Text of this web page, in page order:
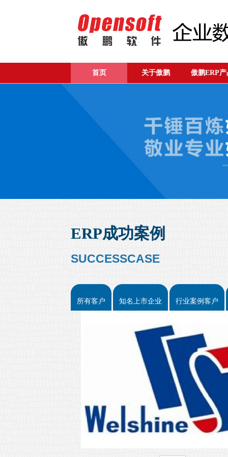
首页 关于傲鹏 傲鹏ERP产
ERP成功案例
SUCCESSCASE
所有客户 知名上市企业 行业案例客户